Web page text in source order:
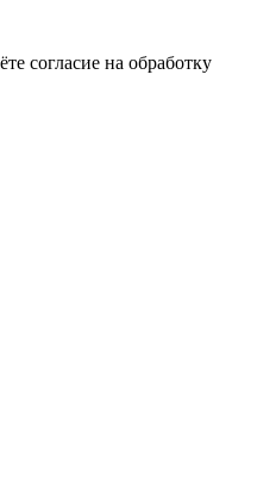
согласие на обработку